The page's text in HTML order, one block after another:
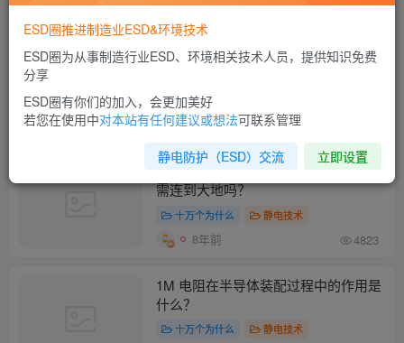
8年前 9551
无绳防静电手环能使用吗？
十万个为什么
8年前
若脚垫和防静电腕带连到一起，它们必
需连到大地吗？
十万个为什么 静电技术
8年前 4823
1M 电阻在半导体装配过程中的作用是
什么？
十万个为什么 静电技术
ESD圈推进制造业ESD&环境技术
ESD圈为从事制造行业ESD、环境相关技术人员，提供知识免费
分享
ESD圈有你们的加入，会更加美好
若您在使用中对本站有任何建议或想法可联系管理
静电防护（ESD）交流 立即设置